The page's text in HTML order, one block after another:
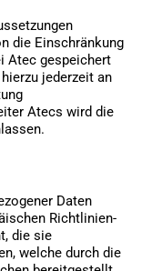
die Einschränkung
Atec gespeichert
jederzeit an
Atecs wird die
Daten
Richtlinien-
die sie
welche durch die